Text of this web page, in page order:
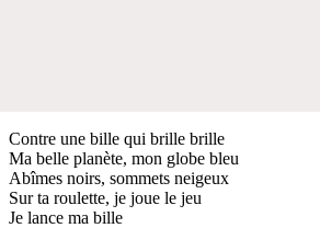
Contre une bille qui brille brille
Ma belle planète, mon globe bleu
Abîmes noirs, sommets neigeux
Sur ta roulette, je joue le jeu
Je lance ma bille